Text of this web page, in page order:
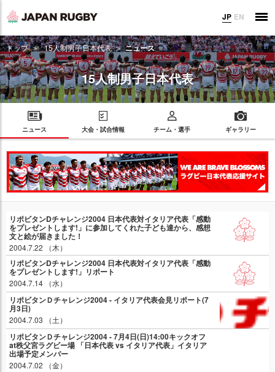
JP EN
トップ 15人制男子日本代表 ニュース
15人制男子日本代表
ニュース 大会・試合情報 チーム・選手 ギャラリー
リポビタンDチャレンジ2004 日本代表対イタリア代表「感動
をプレゼントします!」に参加してくれた子ども達から、感想
文と絵が届きました！
2004.7.22 （木）
リポビタンDチャレンジ2004 日本代表対イタリア代表「感動
をプレゼントします!」リポート
2004.7.14 （水）
リポビタンＤチャレンジ2004 - イタリア代表会見リポート(7
月3日)
2004.7.03 （土）
リポビタンＤチャレンジ2004 - 7月4日(日)14:00キックオフ
at秩父宮ラグビー場 「日本代表 vs イタリア代表」イタリア
出場予定メンバー
2004.7.02 （金）